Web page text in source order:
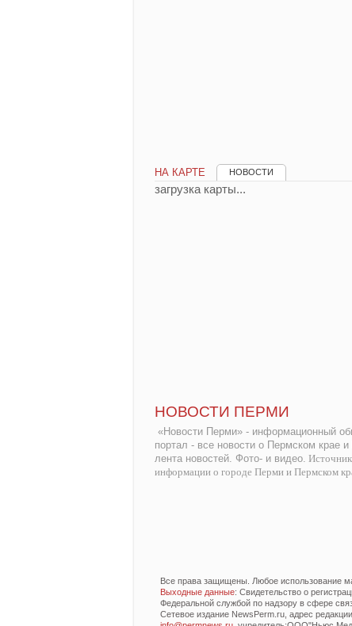
НА КАРТЕ НОВОСТИ
загрузка карты...
НОВОСТИ ПЕРМИ
«Новости Перми» - информационный
портал - все новости о Пермском крае
лента новостей. Фото- и видео.
информации о городе Перми и Пермском
Все права защищены. Любое использование
Выходные данные: Свидетельство о
Федеральной службой по надзору в сфере
Сетевое издание NewsPerm.ru, адрес